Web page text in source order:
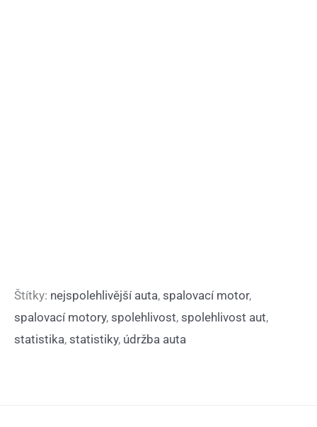
Štítky: nejspolehlivější auta, spalovací motor,
spalovací motory, spolehlivost, spolehlivost aut,
statistika, statistiky, údržba auta